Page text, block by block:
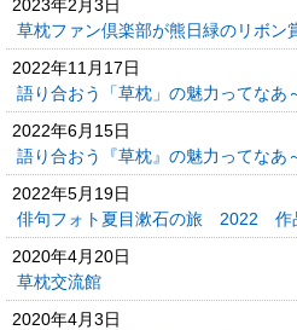
2023年2月3日
草枕ファン倶楽部が熊日緑のリボン
2022年11月17日
語り合おう「草枕」の魅力ってなあ
2022年6月15日
語り合おう『草枕』の魅力ってな
2022年5月19日
俳句フォト夏目漱石の旅 2022 作
2020年4月20日
草枕交流館
2020年4月3日